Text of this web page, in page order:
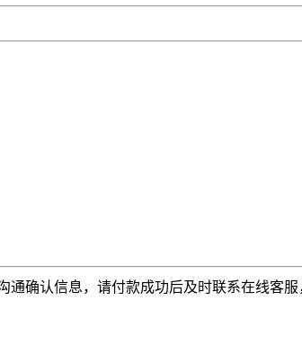
通确认信息，请付款成功后及时联系在线客服